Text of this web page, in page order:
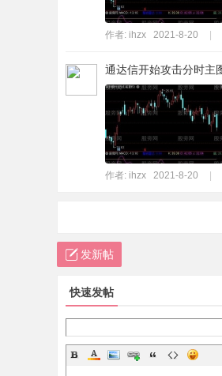
作者: ihzx 2021-8-20
通达信开始攻击分时主
作者: ihzx 2021-8-20
发新帖
快速发帖